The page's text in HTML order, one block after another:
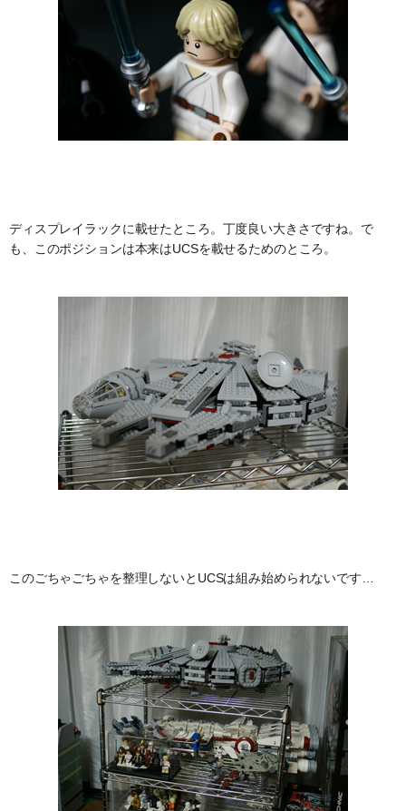
ディスプレイラックに載せたところ。丁度良い大きさですね。で
も、このポジションは本来はUCSを載せるためのところ。
このごちゃごちゃを整理しないとUCSは組み始められないです…